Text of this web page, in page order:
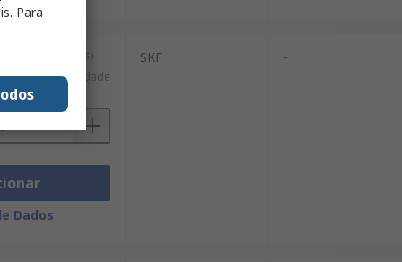
de 10 unidades)
1,541 €/unidade
Dados
SKF -
Para